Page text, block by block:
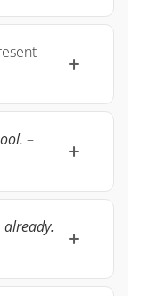
–
already.